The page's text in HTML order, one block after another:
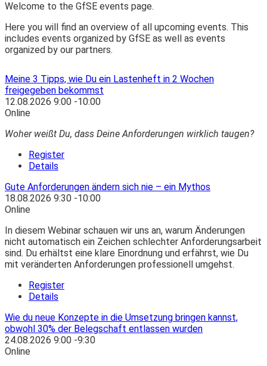
Welcome to the GfSE events page.
Here you will find an overview of all upcoming events. This
includes events organized by GfSE as well as events
organized by our partners.
Meine 3 Tipps, wie Du ein Lastenheft in 2 Wochen
freigegeben bekommst
12.08.2026 9:00 -10:00
Online
Woher weißt Du, dass Deine Anforderungen wirklich taugen?
Register
Details
Gute Anforderungen ändern sich nie – ein Mythos
18.08.2026 9:30 -10:00
Online
In diesem Webinar schauen wir uns an, warum Änderungen
nicht automatisch ein Zeichen schlechter Anforderungsarbeit
sind. Du erhältst eine klare Einordnung und erfährst, wie Du
mit veränderten Anforderungen professionell umgehst.
Register
Details
Wie du neue Konzepte in die Umsetzung bringen kannst,
obwohl 30% der Belegschaft entlassen wurden
24.08.2026 9:00 -9:30
Online